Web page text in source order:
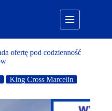
ofertę pod codzienność
King Cross Marcelin